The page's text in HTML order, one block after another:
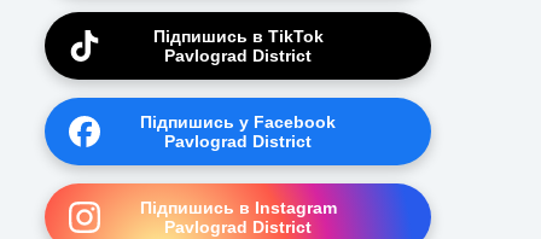
Підпишись в TikTok
Pavlograd District
Підпишись у Facebook
Pavlograd District
Підпишись в Instagram
Pavlograd District